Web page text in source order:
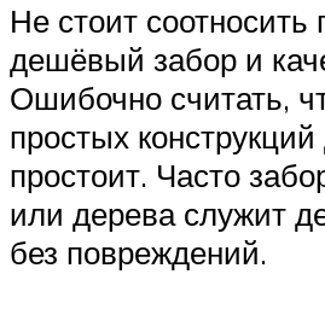
Не стоит соотносить
дешёвый забор и
Ошибочно считать,
простых конструкций
простоит. Часто
или дерева служит
без повреждений.